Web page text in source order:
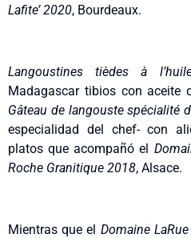
Lafite’ 2020, Bourdeaux.
Langoustines tièdes à
Madagascar tibios con
Gâteau de langouste spécialité
especialidad del chef- con
platos que acompañó el
Roche Granitique 2018, Alsace.
Mientras que el Domaine